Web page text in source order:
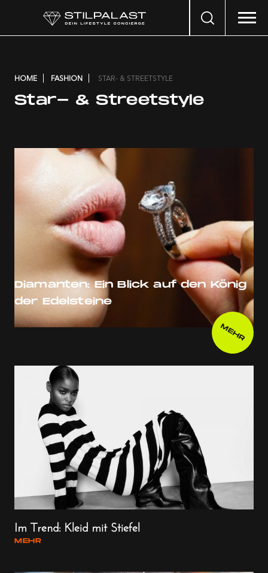
Search
HOME FASHION STAR- & STREETSTYLE
Star- & Streetstyle
Diamanten: Ein Blick auf den König
der Edelsteine
MEHR
Im Trend: Kleid mit Stiefel
MEHR